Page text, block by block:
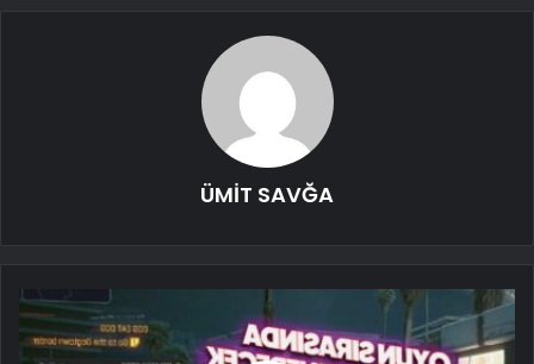
ÜMİT SAVĞA